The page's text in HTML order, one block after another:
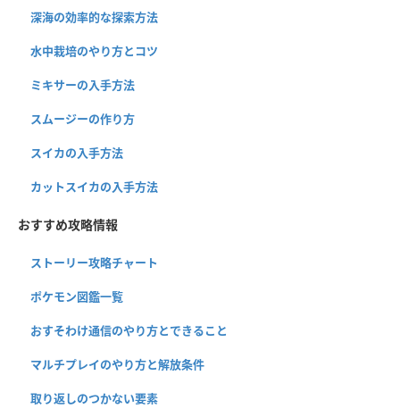
深海の効率的な探索方法
水中栽培のやり方とコツ
ミキサーの入手方法
スムージーの作り方
スイカの入手方法
カットスイカの入手方法
おすすめ攻略情報
ストーリー攻略チャート
ポケモン図鑑一覧
おすそわけ通信のやり方とできること
マルチプレイのやり方と解放条件
取り返しのつかない要素